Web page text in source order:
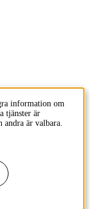
information om
tjänster är
andra är valbara.